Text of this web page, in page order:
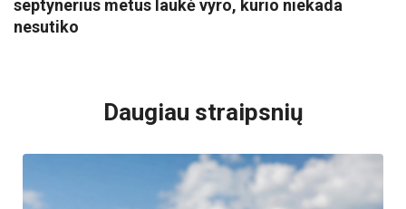
septynerius metus laukė vyro, kurio niekada
nesutiko
Daugiau straipsnių